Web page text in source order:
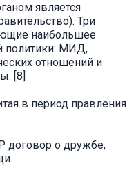
является
Три
наибольшее
политики: МИД,
отношений и
[8]
в период правления
договор о дружбе,